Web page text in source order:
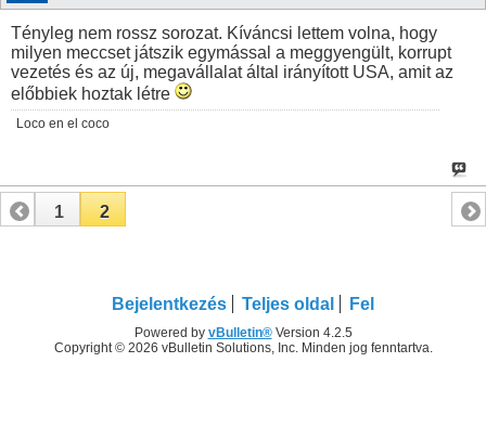
Tényleg nem rossz sorozat. Kíváncsi lettem volna, hogy
milyen meccset játszik egymással a meggyengült, korrupt
vezetés és az új, megavállalat által irányított USA, amit az
előbbiek hoztak létre
Loco en el coco
1 2
Bejelentkezés Teljes oldal Fel
Powered by vBulletin®Version 4.2.5
Copyright © 2026 vBulletin Solutions, Inc. Minden jog fenntartva.